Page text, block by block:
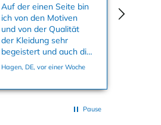
Auf der einen Seite bin
ich von den Motiven
und von der Qualität
der Kleidung sehr
begeistert und auch die
Farben sind echt toll.
Auf der anderen Seite
geärgert dass ich
Sachen kaufen konnte
Hagen, DE, vor einer Woche
Pause